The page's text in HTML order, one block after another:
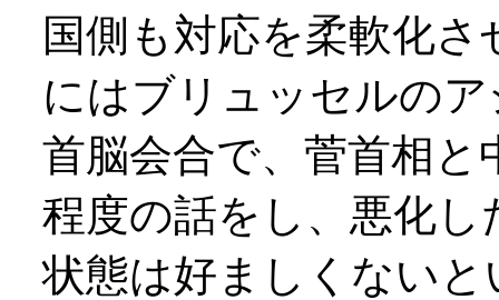
国側も対応を柔軟化
にはブリュッセルの
首脳会合で、菅首相と
程度の話をし、悪化
状態は好ましくない